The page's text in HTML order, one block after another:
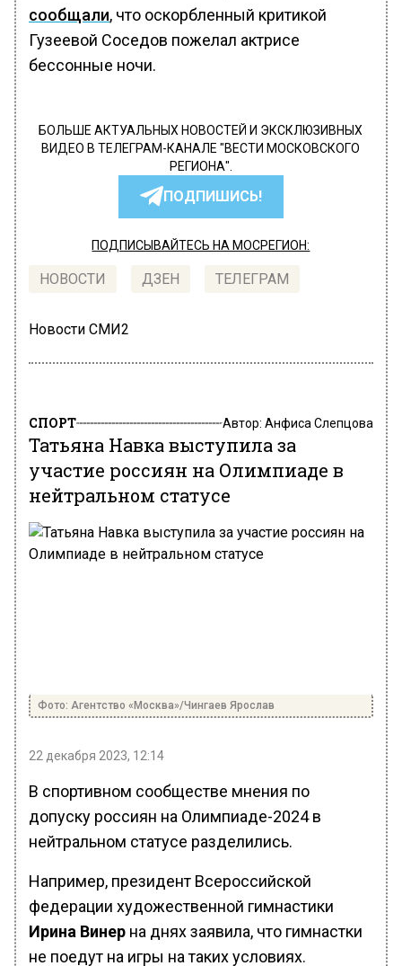
сообщали, что оскорбленный критикой
Гузеевой Соседов пожелал актрисе
бессонные ночи.
БОЛЬШЕ АКТУАЛЬНЫХ НОВОСТЕЙ И ЭКСКЛЮЗИВНЫХ
ВИДЕО В ТЕЛЕГРАМ-КАНАЛЕ "ВЕСТИ МОСКОВСКОГО
РЕГИОНА".
ПОДПИШИСЬ!
ПОДПИСЫВАЙТЕСЬ НА МОСРЕГИОН:
НОВОСТИ ДЗЕН ТЕЛЕГРАМ
Новости СМИ2
СПОРТ Автор: Анфиса Слепцова
Татьяна Навка выступила за
участие россиян на Олимпиаде в
нейтральном статусе
Фото: Агентство «Москва»/Чингаев Ярослав
22 декабря 2023, 12:14
В спортивном сообществе мнения по
допуску россиян на Олимпиаде-2024 в
нейтральном статусе разделились.
Например, президент Всероссийской
федерации художественной гимнастики
Ирина Винер на днях заявила, что гимнастки
не поедут на игры на таких условиях.